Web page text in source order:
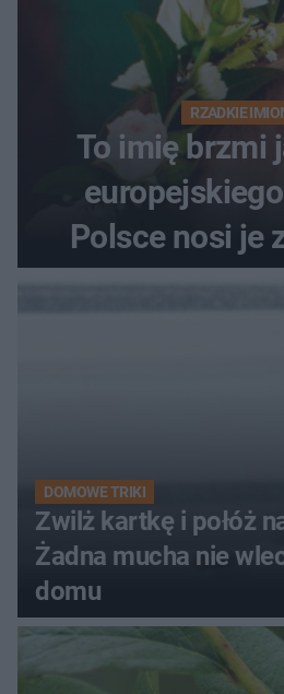
RZADKIE
To imię brzmi
Polsce nosi je
DOMOWE TRIKI
Zwilż kartkę i połóż
Żadna mucha nie
domu